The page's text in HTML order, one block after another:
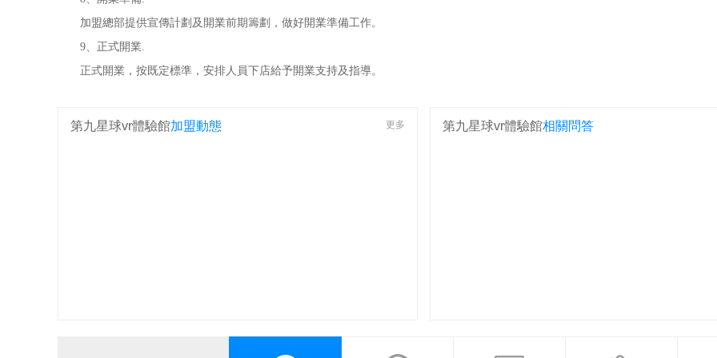
加盟總部提供宣傳計劃及開業前期籌劃，做好開業準備工作。
9、正式開業.
正式開業，按既定標準，安排人員下店給予開業支持及指導。
第九星球vr體驗館加盟動態 更多 第九星球vr體驗館相關問答